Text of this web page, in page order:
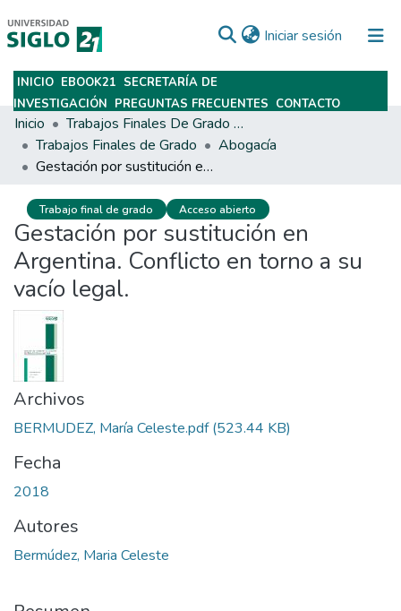
Iniciar sesión (current)
Subir
INICIO EBOOK21 SECRETARÍA DE
INVESTIGACIÓN PREGUNTAS FRECUENTES CONTACTO
Inicio
Trabajos Finales De Grado Y Posgrado
Trabajos Finales de Grado
Abogacía
Gestación por sustitución en Argentina. Conflicto en torno a su vacío legal.
Trabajo final de grado Acceso abierto
Gestación por sustitución en
Argentina. Conflicto en torno a su
vacío legal.
Archivos
BERMUDEZ, María Celeste.pdf(523.44 KB)
Fecha
2018
Autores
Bermúdez, Maria Celeste